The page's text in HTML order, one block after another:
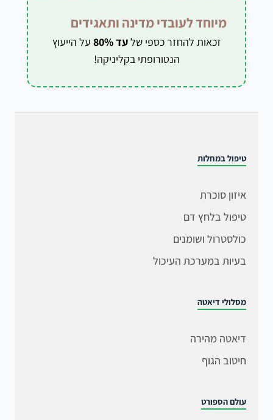
מיוחד לעובדי מדינה ותאגידים
זכאות להחזר כספי שלעד 80%
על הייעוץ
הנטורופתי בקליניקה!
טיפול במחלות
איזון סוכרת
טיפול בלחץ דם
כולסטרול ושומנים
בעיות במערכת העיכול
מסלולי דיאטה
דיאטה מהירה
חיטוב הגוף
עולם הספורט